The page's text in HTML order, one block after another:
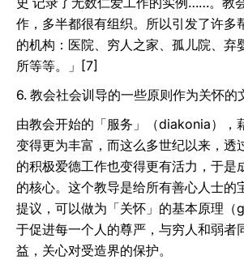
作，多半都很有组织。所以引发了许多
的机构：医院、穷人之家、孤儿院、弃
所等等。」[7]
6. 教会社会训导的一些原则作为关怀的
由教会开始的「服务」（diakonia），
变得更为丰富，而这么多世纪以来，透
的积极爱德工作也变得更有活力，于是
的核心。这个教导是给所有善心人士的
提议，可以做为「关怀」的基本原理（
于促进每一个人的尊严，与穷人和弱者
益，关心对受造界的保护。